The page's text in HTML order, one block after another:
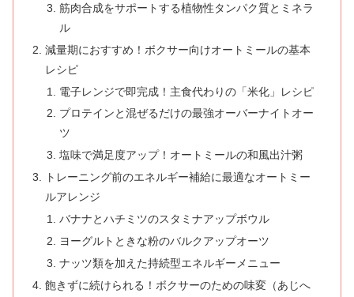
筋肉合成をサポートする植物性タンパク質とミネラ
ル
減量期におすすめ！ボクサー向けオートミールの基本
レシピ
電子レンジで即完成！主食代わりの「米化」レシピ
プロテインと混ぜるだけの最強オーバーナイトオー
ツ
塩味で満足度アップ！オートミールの和風出汁粥
トレーニング前のエネルギー補給に最適なオートミー
ルアレンジ
バナナとハチミツのスタミナアップボウル
ヨーグルトときな粉のバルクアップオーツ
ナッツ類を加えた持続型エネルギーメニュー
飽きずに続けられる！ボクサーのための味変（あじへ